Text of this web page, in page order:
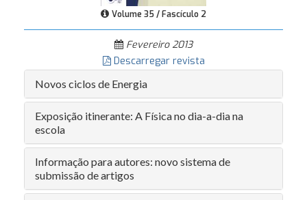
Volume 35 / Fascículo 2
Fevereiro 2013
Descarregar revista
Novos ciclos de Energia
Exposição itinerante: A Física no dia-a-dia na
escola
Informação para autores: novo sistema de
submissão de artigos